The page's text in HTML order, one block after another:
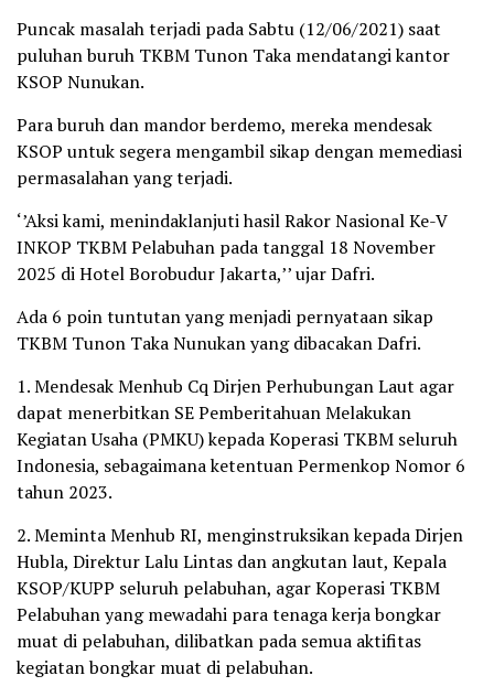
Puncak masalah terjadi pada Sabtu (12/06/2021) saat
puluhan buruh TKBM Tunon Taka mendatangi kantor
KSOP Nunukan.
Para buruh dan mandor berdemo, mereka mendesak
KSOP untuk segera mengambil sikap dengan memediasi
permasalahan yang terjadi.
‘’Aksi kami, menindaklanjuti hasil Rakor Nasional Ke-V
INKOP TKBM Pelabuhan pada tanggal 18 November
2025 di Hotel Borobudur Jakarta,’’ ujar Dafri.
Ada 6 poin tuntutan yang menjadi pernyataan sikap
TKBM Tunon Taka Nunukan yang dibacakan Dafri.
1. Mendesak Menhub Cq Dirjen Perhubungan Laut agar
dapat menerbitkan SE Pemberitahuan Melakukan
Kegiatan Usaha (PMKU) kepada Koperasi TKBM seluruh
Indonesia, sebagaimana ketentuan Permenkop Nomor 6
tahun 2023.
2. Meminta Menhub RI, menginstruksikan kepada Dirjen
Hubla, Direktur Lalu Lintas dan angkutan laut, Kepala
KSOP/KUPP seluruh pelabuhan, agar Koperasi TKBM
Pelabuhan yang mewadahi para tenaga kerja bongkar
muat di pelabuhan, dilibatkan pada semua aktifitas
kegiatan bongkar muat di pelabuhan.